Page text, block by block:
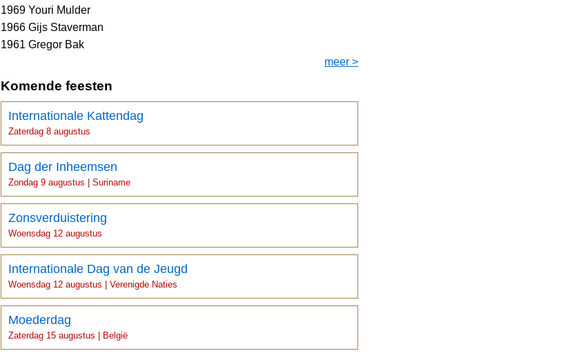
1969 Youri Mulder
1966 Gijs Staverman
1961 Gregor Bak
meer >
Komende feesten
Internationale Kattendag
Zaterdag 8 augustus
Dag der Inheemsen
Zondag 9 augustus | Suriname
Zonsverduistering
Woensdag 12 augustus
Internationale Dag van de Jeugd
Woensdag 12 augustus | Verenigde Naties
Moederdag
Zaterdag 15 augustus | België